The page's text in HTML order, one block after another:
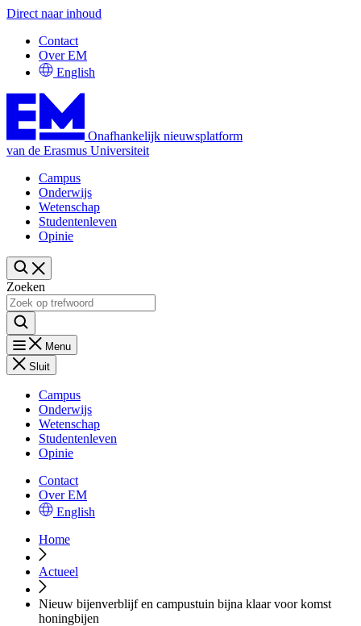
Direct naar inhoud
Contact
Over EM
English
Onafhankelijk nieuwsplatform
van de Erasmus Universiteit
Campus
Onderwijs
Wetenschap
Studentenleven
Opinie
Zoeken
Menu
Sluit
Campus
Onderwijs
Wetenschap
Studentenleven
Opinie
Contact
Over EM
English
Home
Actueel
Nieuw bijenverblijf en campustuin bijna klaar voor komst
honingbijen